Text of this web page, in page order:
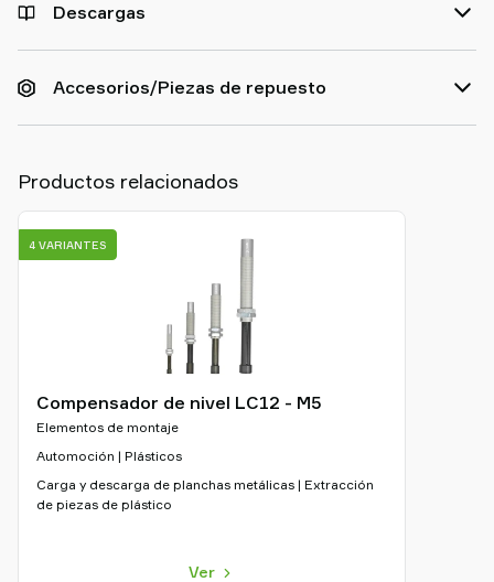
Descargas
Accesorios/Piezas de repuesto
Productos relacionados
Compensador de nivel LC12 - M5
Elementos de montaje
Automoción | Plásticos
Carga y descarga de planchas metálicas | Extracción
de piezas de plástico
Ver
4 VARIANTES